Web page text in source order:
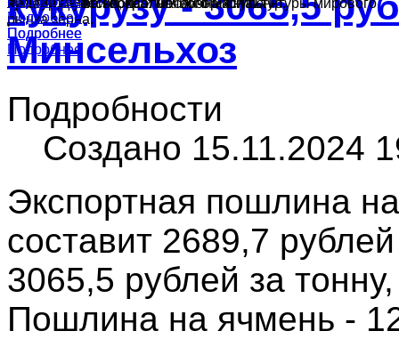
культур в России, краткий обзор конъюнктуры мирового
рынка зерна.
Подробнее
ячменя, муки и подсолнечного масла.
Подробнее
производства зерна и масличных культур.
Подробнее
Подробнее
Минсельхоз
Подробности
Создано 15.11.2024
Экспортная пошлина
составит 2689,7
3065,5 рублей за
Пошлина на ячмень -